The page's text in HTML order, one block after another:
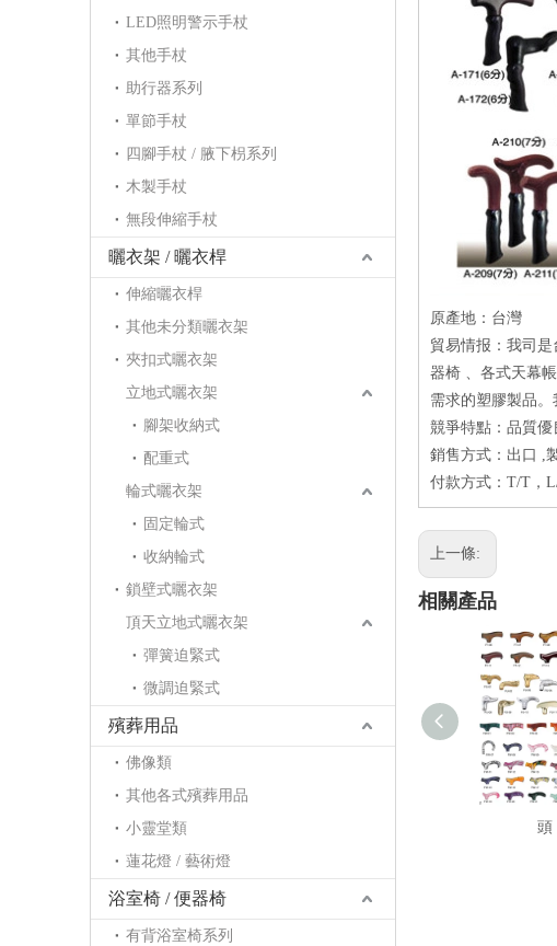
LED照明警示手杖
其他手杖
助行器系列
單節手杖
四腳手杖 / 腋下枴系列
木製手杖
無段伸縮手杖
曬衣架 / 曬衣桿
伸縮曬衣桿
其他未分類曬衣架
夾扣式曬衣架
立地式曬衣架
腳架收納式
配重式
輪式曬衣架
固定輪式
收納輪式
鎖壁式曬衣架
頂天立地式曬衣架
彈簧迫緊式
微調迫緊式
殯葬用品
佛像類
其他各式殯葬用品
小靈堂類
蓮花燈 / 藝術燈
浴室椅 / 便器椅
有背浴室椅系列
原產地：台灣
貿易情报：我司
器椅 、各式天幕
需求的塑膠製品
競爭特點：品質
銷售方式：出口 ,
付款方式：T/T，
上一條:
相關產品
手杖頭,枴
頭